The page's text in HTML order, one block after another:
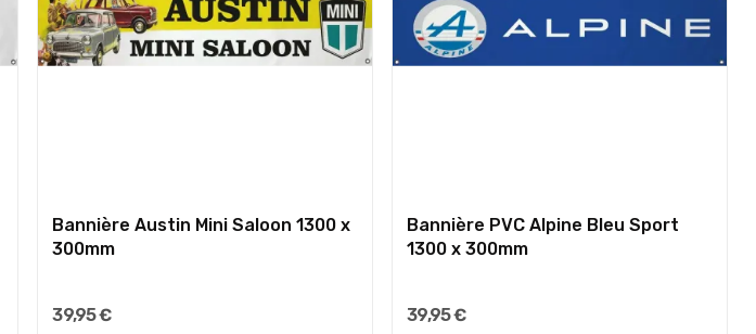
Bannière Austin Mini Saloon 1300 x
300mm
39,95 €
Bannière PVC Alpine Bleu Sport
1300 x 300mm
39,95 €